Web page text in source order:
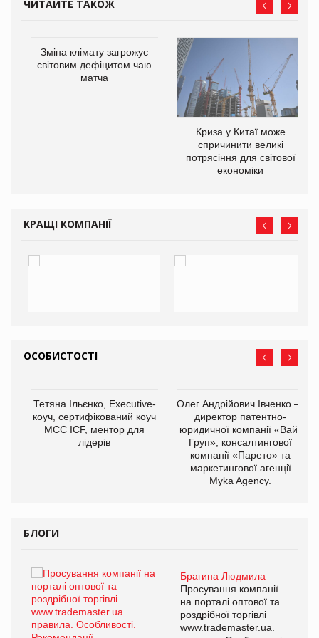
ЧИТАЙТЕ ТАКОЖ
Зміна клімату загрожує
світовим дефіцитом чаю
матча
Криза у Китаї може
спричинити великі
потрясіння для світової
економіки
КРАЩІ КОМПАНІЇ
ОСОБИСТОСТІ
Тетяна Ільєнко, Executive-
коуч, сертифікований коуч
МСС ICF, ментор для
лідерів
Олег Андрійович Івченко —
директор патентно-
юридичної компанії «Вайз
Груп», консалтингової
компанії «Парето» та
маркетингової агенції
Myka Agency.
БЛОГИ
Брагина Людмила
Просування компанії
на порталі оптової та
роздрібної торгівлі
www.trademaster.ua.